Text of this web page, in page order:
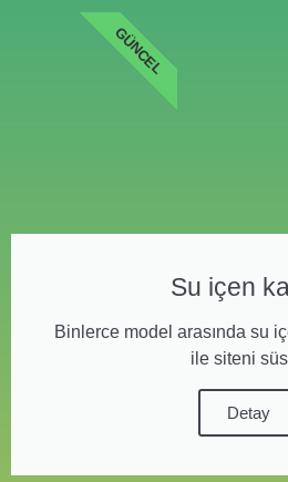
Su içen
Binlerce model arasında su
ile siteni
Detay
GÜNCEL